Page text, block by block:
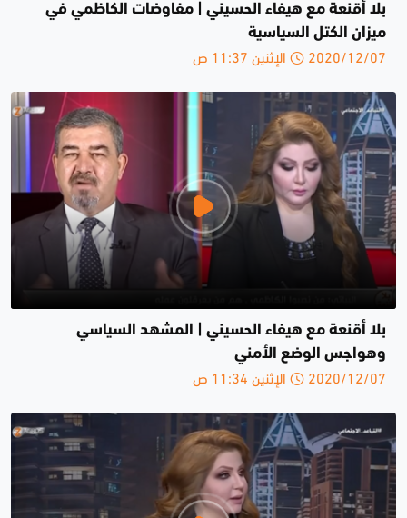
بلا أقنعة مع هيفاء الحسيني | مفاوضات الكاظمي في
ميزان الكتل السياسية
2020/12/07 الإثنين 11:37 ص
بلا أقنعة مع هيفاء الحسيني | المشهد السياسي
وهواجس الوضع الأمني
2020/12/07 الإثنين 11:34 ص